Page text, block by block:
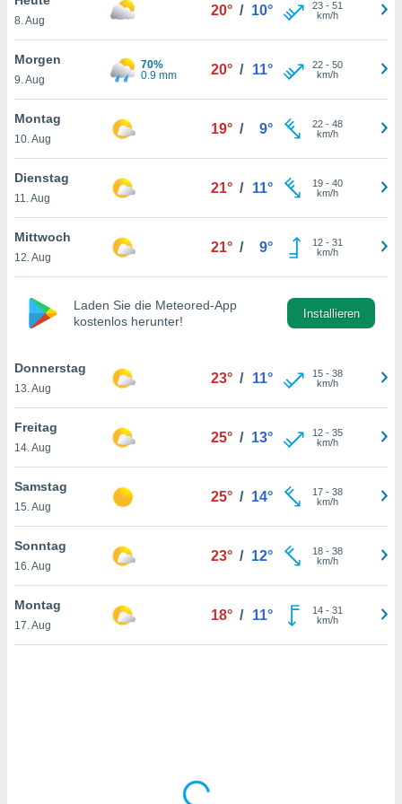
oder
Partner
es uns
das
der
Profil zu
Ihnen
finden
. Sie
jederzeit
Sie
der
weiterhin
8. Aug
20° / 10° 23- 51
km/h
Morgen
9. Aug
70%
0.9 mm
20° / 11° 22- 50
km/h
Montag
10. Aug
19° / 9° 22- 48
km/h
Dienstag
11. Aug
21° / 11° 19- 40
km/h
Mittwoch
12. Aug
21° / 9° 12- 31
km/h
Laden Sie die Meteored-App
kostenlos herunter!
Installieren
Donnerstag
13. Aug
23° / 11° 15- 38
km/h
Freitag
14. Aug
25° / 13° 12- 35
km/h
Samstag
15. Aug
25° / 14° 17- 38
km/h
Sonntag
16. Aug
23° / 12° 18- 38
km/h
Montag
17. Aug
18° / 11° 14- 31
km/h